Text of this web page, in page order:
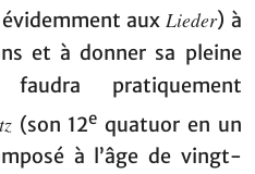
évidemment auxLieder) à
et à donner sa pleine
faudra pratiquement
(son 12e quatuor en un
à l’âge de vingt-